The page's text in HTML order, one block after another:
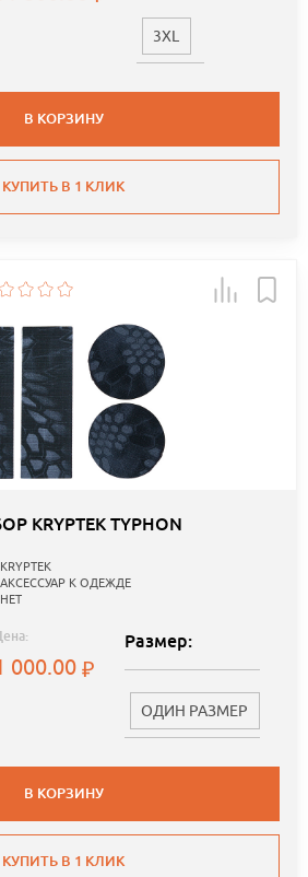
3XL
В КОРЗИНУ
КУПИТЬ В 1 КЛИК
TYPHON
KRYPTEK
АКСЕССУАР К ОДЕЖДЕ
НЕТ
000.00
Размер:
ОДИН РАЗМЕР
В КОРЗИНУ
КУПИТЬ В 1 КЛИК